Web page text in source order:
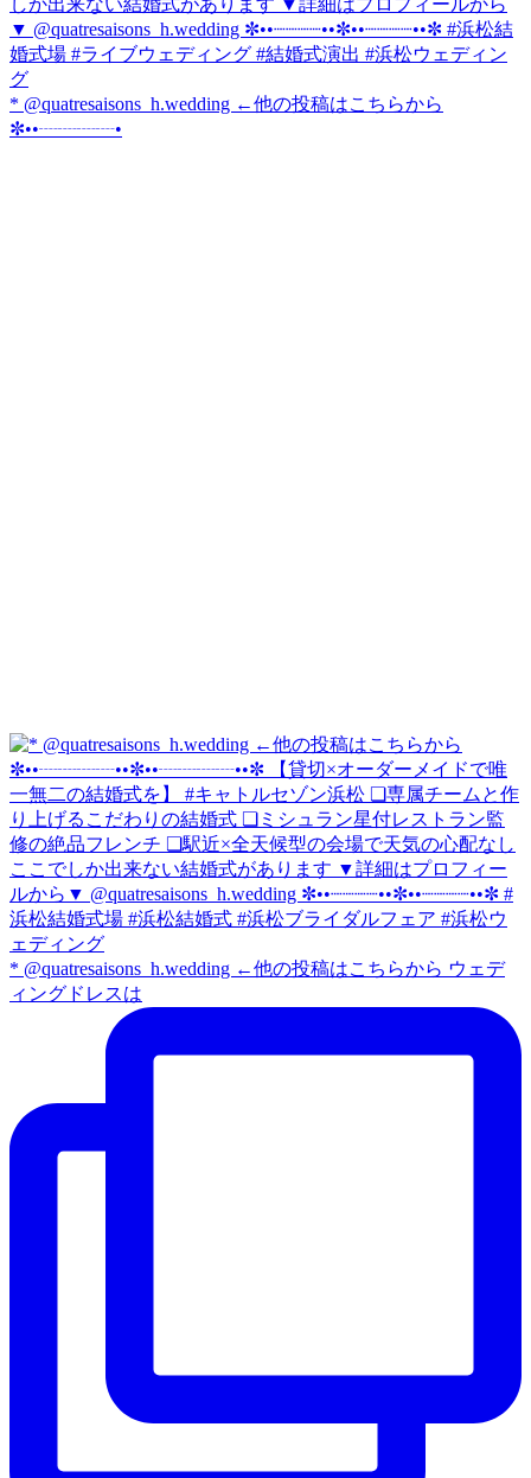
* @quatresaisons_h.wedding ←他の投稿はこちらから
✼••┈┈┈┈•
* @quatresaisons_h.wedding ←他の投稿はこちらから ウェデ
ィングドレスは